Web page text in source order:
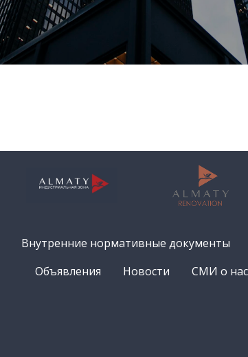
Внутренние нормативные документы
Объявления
Новости
СМИ о нас